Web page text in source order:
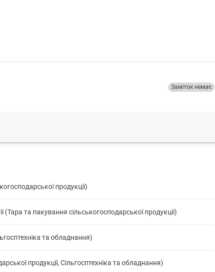
Заміток немає
продукції)
(Тара та пакування сільськогосподарської продукції)
та обладнання)
продукції, Сільгосптехніка та обладнання)